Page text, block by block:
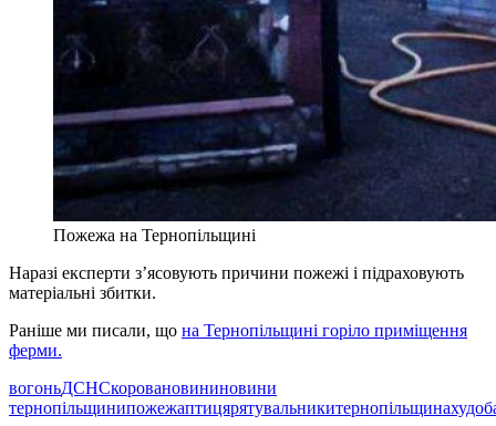
Пожежа на Тернопільщині
Наразі експерти з’ясовують причини пожежі і підраховують
матеріальні збитки.
Раніше ми писали, що на Тернопільщині горіло приміщення
ферми.
вогоньДСНСкоровановининовини
тернопільщинипожежаптицярятувальникитернопільщина